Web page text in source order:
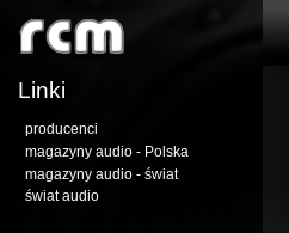
Linki
producenci
magazyny audio - Polska
magazyny audio - świat
świat audio